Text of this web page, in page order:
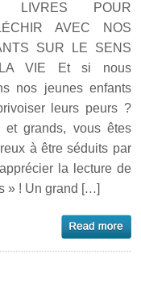
LIVRES POUR
AVEC NOS
SUR LE SENS
VIE Et si nous
nos jeunes enfants
leurs peurs ?
et grands, vous êtes
à être séduits par
la lecture de
» ! Un grand […]